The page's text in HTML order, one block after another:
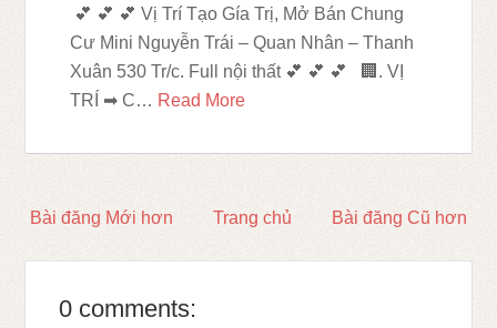
💕 💕 💕 Vị Trí Tạo Gía Trị, Mở Bán Chung
Cư Mini Nguyễn Trái – Quan Nhân – Thanh
Xuân 530 Tr/c. Full nội thất 💕 💕 💕 🏢. VỊ
TRÍ ➡ C… Read More
Bài đăng Mới hơn Bài đăng Cũ hơn
Trang chủ
0 comments: